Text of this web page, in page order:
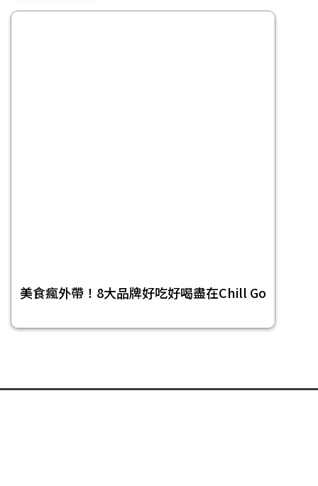
美食瘋外帶！8大品牌好吃好喝盡在Chill Go